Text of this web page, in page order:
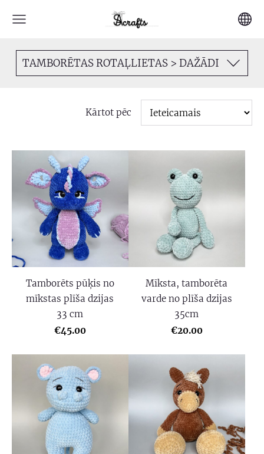
TAMBORĒTAS ROTAĻLIETAS > DAŽĀDI
Kārtot pēc
Tamborēts pūķis no
mīkstas plīša dzijas
33 cm
€45.00
Mīksta, tamborēta
varde no plīša dzijas
35cm
€20.00